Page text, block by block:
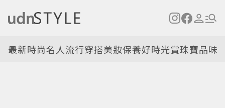
最新時尚名人流行穿搭美妝保養好時光賞珠寶品味